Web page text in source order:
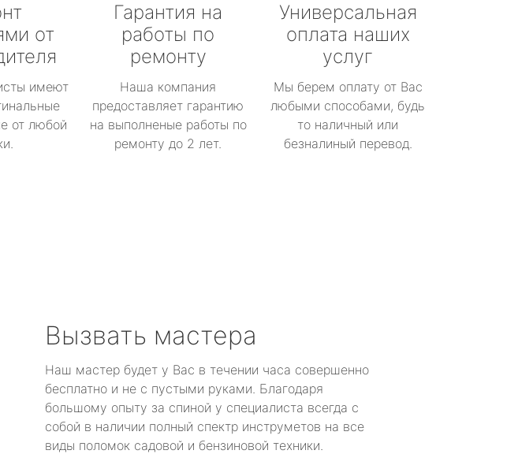
от
имеют
от любой
Гарантия на
работы по
ремонту
Наша компания
предоставляет гарантию
на выполненые работы по
ремонту до 2 лет.
Универсальная
оплата наших
услуг
Мы берем оплату от Вас
любыми способами, будь
то наличный или
безналиный перевод.
Вызвать мастера
Наш мастер будет у Вас в течении часа совершенно
бесплатно и не с пустыми руками. Благодаря
большому опыту за спиной у специалиста всегда с
собой в наличии полный спектр инструметов на все
виды поломок садовой и бензиновой техники.